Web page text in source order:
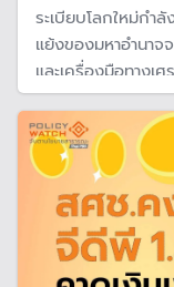
ระเบียบโลกใหม่กำ
แย้งของมหาอำนาจ
และเครื่องมือทางเ
วิชาการเตือนไทยเ
เสียเปรียบคู่แข่งในเ